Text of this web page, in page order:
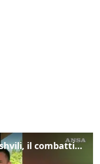
Zuckerberg contro Dvalishvili, il combattimento in mezzo a un lago